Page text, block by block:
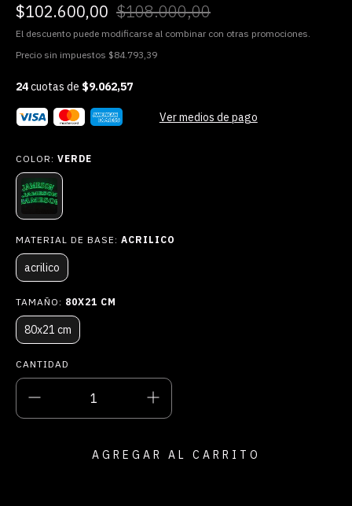
$102.600,00 $108.000,00
El descuento puede modificarse al combinar con otras promociones.
Precio sin impuestos $84.793,39
24cuotas de $9.062,57
Ver medios de pago
COLOR: VERDE
MATERIAL DE BASE: ACRILICO
acrilico
TAMAÑO: 80X21 CM
80x21 cm
CANTIDAD